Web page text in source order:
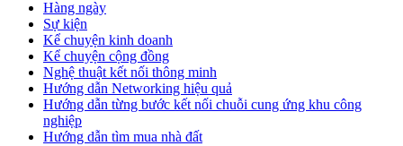
Hàng ngày
Sự kiện
Kể chuyện kinh doanh
Kể chuyện cộng đồng
Nghệ thuật kết nối thông minh
Hướng dẫn Networking hiệu quả
Hướng dẫn từng bước kết nối chuỗi cung ứng khu công
nghiệp
Hướng dẫn tìm mua nhà đất